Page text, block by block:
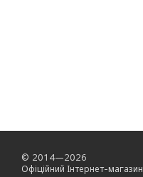
© 2014—2026
Офіційний Інтернет-магазин